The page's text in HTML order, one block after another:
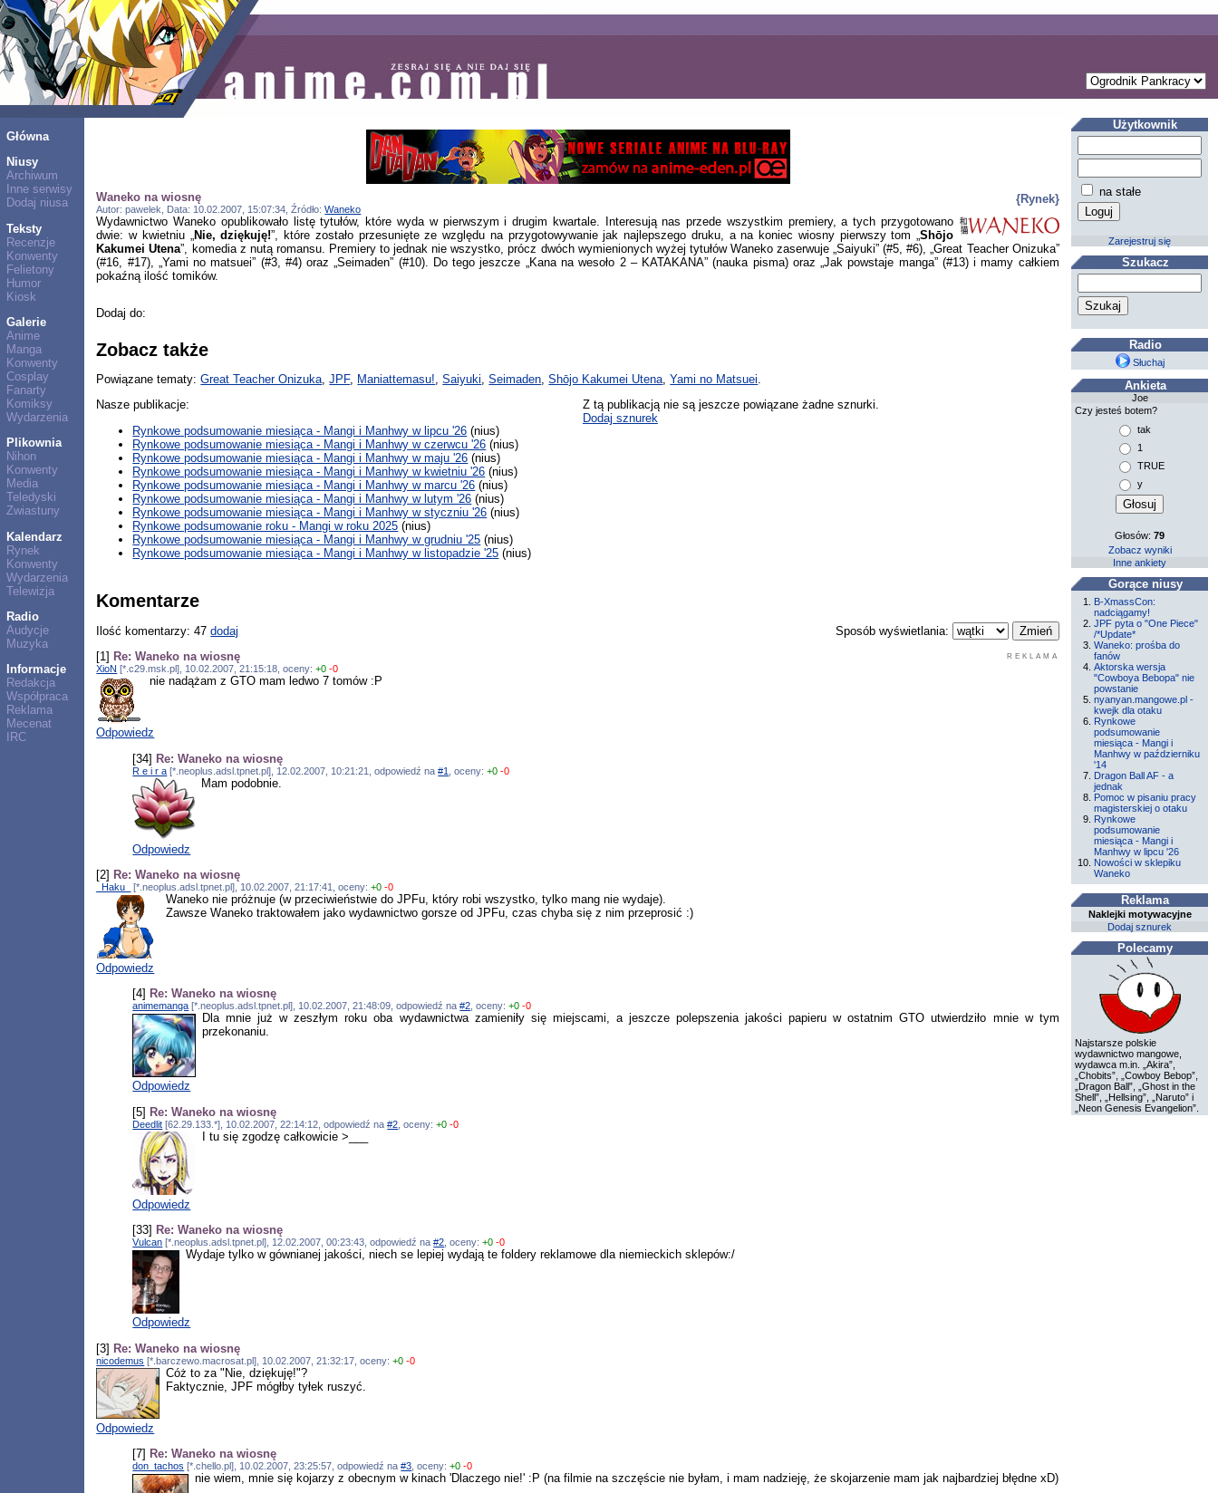
Główna
Niusy
Archiwum
Inne serwisy
Dodaj niusa
Teksty
Recenzje
Konwenty
Felietony
Humor
Kiosk
Galerie
Anime
Manga
Konwenty
Cosplay
Fanarty
Komiksy
Wydarzenia
Plikownia
Nihon
Konwenty
Media
Teledyski
Zwiastuny
Kalendarz
Rynek
Konwenty
Wydarzenia
Telewizja
Radio
Audycje
Muzyka
Informacje
Redakcja
Współpraca
Reklama
Mecenat
IRC
{Rynek}
Waneko na wiosnę
Autor: pawelek, Data: 10.02.2007, 15:07:34, Źródło:Waneko
Wydawnictwo Waneko opublikowało listę tytułów, które wyda w pierwszym i drugim kwartale. Interesują nas przede wszystkim premiery, a tych przygotowano
dwie: w kwietniu „ Nie, dziękuję!”, które zostało przesunięte ze względu na przygotowywanie jak najlepszego druku, a na koniec wiosny pierwszy tom „Shōjo
Kakumei Utena”, komedia z nutą romansu. Premiery to jednak nie wszystko, prócz dwóch wymienionych wyżej tytułów Waneko zaserwuje „Saiyuki” (#5, #6), „Great Teacher Onizuka”
(#16, #17), „Yami no matsuei” (#3, #4) oraz „Seimaden” (#10). Do tego jeszcze „Kana na wesoło 2 – KATAKANA” (nauka pisma) oraz „Jak powstaje manga” (#13) i mamy całkiem
pokaźną ilość tomików.
Dodaj do:
Zobacz także
Powiązane tematy:Great Teacher Onizuka ,JPF, Maniattemasu! ,Saiyuki ,Seimaden ,Shōjo Kakumei Utena ,Yami no Matsuei
Nasze publikacje:
Rynkowe podsumowanie miesiąca - Mangi i Manhwy w lipcu '26 (nius)
Rynkowe podsumowanie miesiąca - Mangi i Manhwy w czerwcu '26 (nius)
Rynkowe podsumowanie miesiąca - Mangi i Manhwy w maju '26 (nius)
Rynkowe podsumowanie miesiąca - Mangi i Manhwy w kwietniu '26 (nius)
Rynkowe podsumowanie miesiąca - Mangi i Manhwy w marcu '26 (nius)
Rynkowe podsumowanie miesiąca - Mangi i Manhwy w lutym '26 (nius)
Rynkowe podsumowanie miesiąca - Mangi i Manhwy w styczniu '26 (nius)
Rynkowe podsumowanie roku - Mangi w roku 2025 (nius)
Rynkowe podsumowanie miesiąca - Mangi i Manhwy w grudniu '25 (nius)
Rynkowe podsumowanie miesiąca - Mangi i Manhwy w listopadzie '25 (nius)
Z tą publikacją nie są jeszcze powiązane żadne sznurki.
Dodaj sznurek
Komentarze
Sposób wyświetlania:
Ilość komentarzy: 47dodaj
REKLAMA
[1] Re: Waneko na wiosnę
XioN [*.c29.msk.pl], 10.02.2007, 21:15:18, oceny:+0 -0
nie nadążam z GTO mam ledwo 7 tomów :P
Odpowiedz
[34] Re: Waneko na wiosnę
R e i r a [*.neoplus.adsl.tpnet.pl], 12.02.2007, 10:21:21, odpowiedź na#1 , oceny:+0 -0
Mam podobnie.
Odpowiedz
[2] Re: Waneko na wiosnę
_Haku_ [*.neoplus.adsl.tpnet.pl], 10.02.2007, 21:17:41, oceny:+0 -0
Waneko nie próżnuje (w przeciwieństwie do JPFu, który robi wszystko, tylko mang nie wydaje).
Zawsze Waneko traktowałem jako wydawnictwo gorsze od JPFu, czas chyba się z nim przeprosić :)
Odpowiedz
[4] Re: Waneko na wiosnę
animemanga [*.neoplus.adsl.tpnet.pl], 10.02.2007, 21:48:09, odpowiedź na#2 , oceny:+0 -0
Dla mnie już w zeszłym roku oba wydawnictwa zamieniły się miejscami, a jeszcze polepszenia jakości papieru w ostatnim GTO utwierdziło mnie w tym
przekonaniu.
Odpowiedz
[5] Re: Waneko na wiosnę
Deedlit [62.29.133.*], 10.02.2007, 22:14:12, odpowiedź na#2 , oceny:+0 -0
I tu się zgodzę całkowicie >___
Odpowiedz
[33] Re: Waneko na wiosnę
Vulcan [*.neoplus.adsl.tpnet.pl], 12.02.2007, 00:23:43, odpowiedź na#2 , oceny:+0 -0
Wydaje tylko w gównianej jakości, niech se lepiej wydają te foldery reklamowe dla niemieckich sklepów:/
Odpowiedz
[3] Re: Waneko na wiosnę
nicodemus [*.barczewo.macrosat.pl], 10.02.2007, 21:32:17, oceny:+0 -0
Cóż to za "Nie, dziękuję!"?
Faktycznie, JPF mógłby tyłek ruszyć.
Odpowiedz
[7] Re: Waneko na wiosnę
don_tachos [*.chello.pl], 10.02.2007, 23:25:57, odpowiedź na#3, oceny:+0 -0
nie wiem, mnie się kojarzy z obecnym w kinach 'Dlaczego nie!' :P (na filmie na szczęście nie byłam, i mam nadzieję, że skojarzenie mam jak najbardziej błędne xD)
Użytkownik
na stałe
Zarejestruj się
Szukacz
Radio
Słuchaj
Ankieta
Joe
Czy jesteś botem?
tak
1
TRUE
y
Głosów:79
Zobacz wyniki
Inne ankiety
Gorące niusy
B-XmassCon:
nadciągamy!
JPF pyta o "One Piece"
/*Update*
Waneko: prośba do
fanów
Aktorska wersja
"Cowboya Bebopa" nie
powstanie
nyanyan.mangowe.pl -
kwejk dla otaku
Rynkowe
podsumowanie
miesiąca - Mangi i
Manhwy w październiku
'14
Dragon Ball AF - a
jednak
Pomoc w pisaniu pracy
magisterskiej o otaku
Rynkowe
podsumowanie
miesiąca - Mangi i
Manhwy w lipcu '26
Nowości w sklepiku
Waneko
Reklama
Naklejki motywacyjne
Dodaj sznurek
Polecamy
Najstarsze polskie
wydawnictwo mangowe,
wydawca m.in. „Akira”,
„Chobits”, „Cowboy Bebop”,
„Dragon Ball”, „Ghost in the
Shell”, „Hellsing”, „Naruto” i
„Neon Genesis Evangelion”.